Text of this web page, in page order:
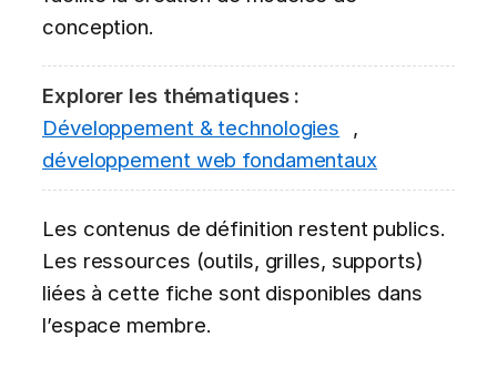
conception.
Explorer les thématiques :
Développement & technologies
,
développement web fondamentaux
Les contenus de définition restent publics.
Les ressources (outils, grilles, supports)
liées à cette fiche sont disponibles dans
l’espace membre.